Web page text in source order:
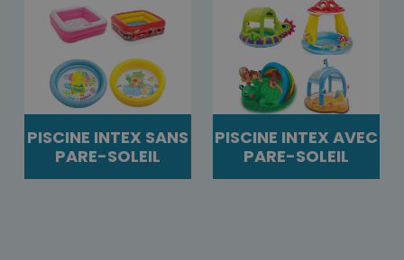
PISCINE INTEX SANS
PARE-SOLEIL
PISCINE INTEX AVEC
PARE-SOLEIL